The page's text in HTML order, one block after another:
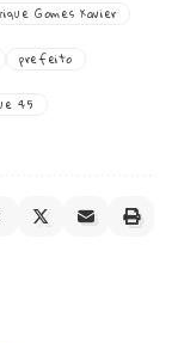
Gomes Xavier
prefeito
45